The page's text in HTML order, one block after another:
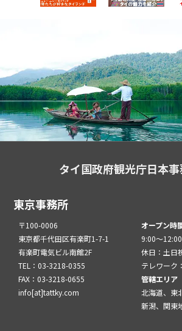
タイ国政府観光庁日本
東京事務所
〒100-0006
東京都千代田区有楽町1-7-1
有楽町電気ビル南館2F
TEL：03-3218-0355
FAX：03-3218-0655
info[at]tattky.com
オープン時
9:00～
休日：土日
テレワーク
管轄エリア
北海道、東
新潟、関東